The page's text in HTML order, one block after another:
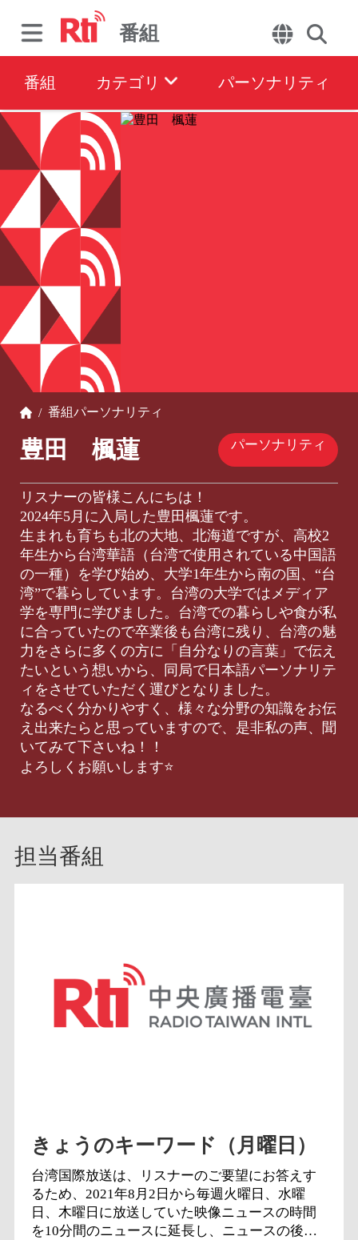
番組
番組 カテゴリ パーソナリティ
/番組パーソナリティ
豊田 楓蓮 パーソナリティ
リスナーの皆様こんにちは！
2024年5月に入局した豊田楓蓮です。
生まれも育ちも北の大地、北海道ですが、高校2
年生から台湾華語（台湾で使用されている中国語
の一種）を学び始め、大学1年生から南の国、“台
湾”で暮らしています。台湾の大学ではメディア
学を専門に学びました。台湾での暮らしや食が私
に合っていたので卒業後も台湾に残り、台湾の魅
力をさらに多くの方に「自分なりの言葉」で伝え
たいという想いから、同局で日本語パーソナリテ
ィをさせていただく運びとなりました。
なるべく分かりやすく、様々な分野の知識をお伝
え出来たらと思っていますので、是非私の声、聞
いてみて下さいね！！
よろしくお願いします⭐️
担当番組
きょうのキーワード（月曜日）
台湾国際放送は、リスナーのご要望にお答えす
るため、2021年8月2日から毎週火曜日、水曜
日、木曜日に放送していた映像ニュースの時間
を10分間のニュースに延長し、ニュースの後、5